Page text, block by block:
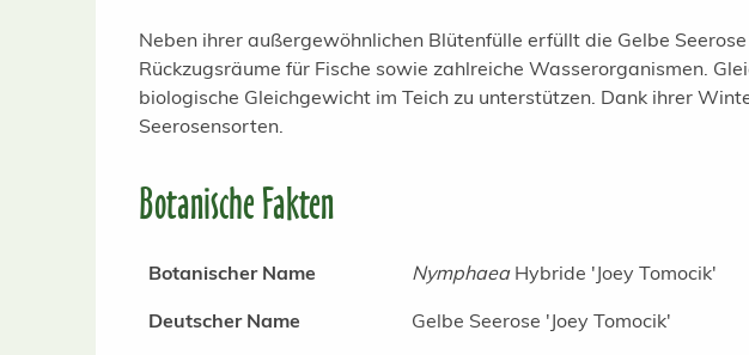
Neben ihrer außergewöhnlichen Blütenfülle erfüllt die Gelbe
Rückzugsräume für Fische sowie zahlreiche Wasserorganismen.
biologische Gleichgewicht im Teich zu unterstützen. Dank ihrer
Seerosensorten.
Botanische Fakten
Botanischer Name NymphaeaHybride 'Joey Tomocik'
Deutscher Name
Gelbe Seerose 'Joey Tomocik'